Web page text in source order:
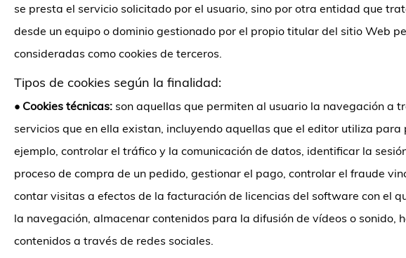
se presta el servicio solicitado por el usuario, sino por otra entidad que
desde un equipo o dominio gestionado por el propio titular del sitio Web
consideradas como cookies de terceros.
Tipos de cookies según la finalidad:
• Cookies técnicas: son aquellas que permiten al usuario la navegación a
servicios que en ella existan, incluyendo aquellas que el editor utiliza
ejemplo, controlar el tráfico y la comunicación de datos, identificar la
proceso de compra de un pedido, gestionar el pago, controlar el fraude
contar visitas a efectos de la facturación de licencias del software con el
la navegación, almacenar contenidos para la difusión de vídeos o
contenidos a través de redes sociales.